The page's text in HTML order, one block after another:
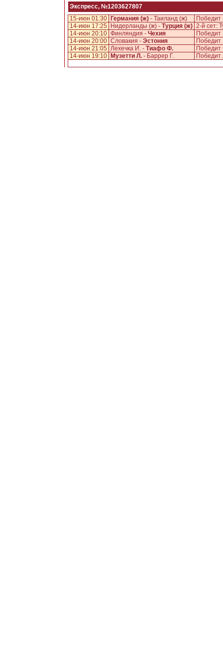
Экспресс, №1203627807
15-июн 01:30
Германия (ж) - Таиланд (ж)
14-июн 17:25
Нидерланды (ж) - Турция (ж) 2-й сет:
14-июн 20:10 Финляндия - Чехия
14-июн 20:00 Словакия - Эстония
14-июн 21:05 Лехечка И. - Тиафо Ф.
14-июн 19:10
Музетти Л. - Баррер Г.